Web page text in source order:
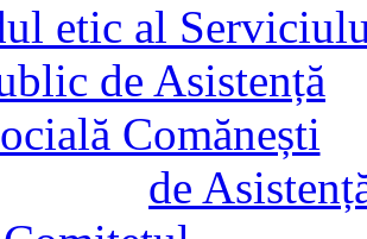
de